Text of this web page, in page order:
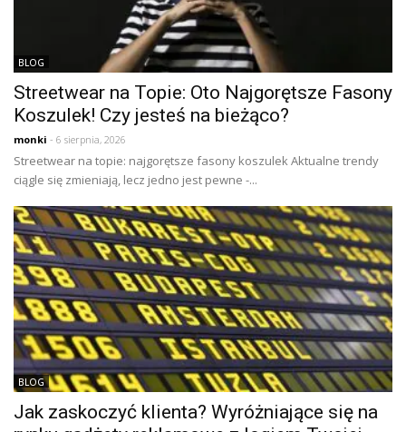
BLOG
Streetwear na Topie: Oto Najgorętsze Fasony
Koszulek! Czy jesteś na bieżąco?
monki - 6 sierpnia, 2026
Streetwear na topie: najgorętsze fasony koszulek Aktualne trendy
ciągle się zmieniają, lecz jedno jest pewne -...
BLOG
Jak zaskoczyć klienta? Wyróżniające się na